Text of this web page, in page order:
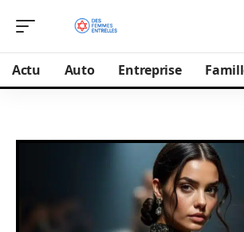
Actu Auto Entreprise